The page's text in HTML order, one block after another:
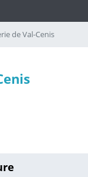
de Val-Cenis